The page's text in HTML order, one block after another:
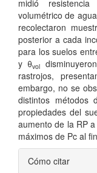
midió
volumétrico de
recolectaron
posterior a cada
para los suelos
y θvol
rastrojos,
embargo, no se
distintos métodos
propiedades del
aumento de la RP
máximos de Pc al
Detalles
Cómo citar